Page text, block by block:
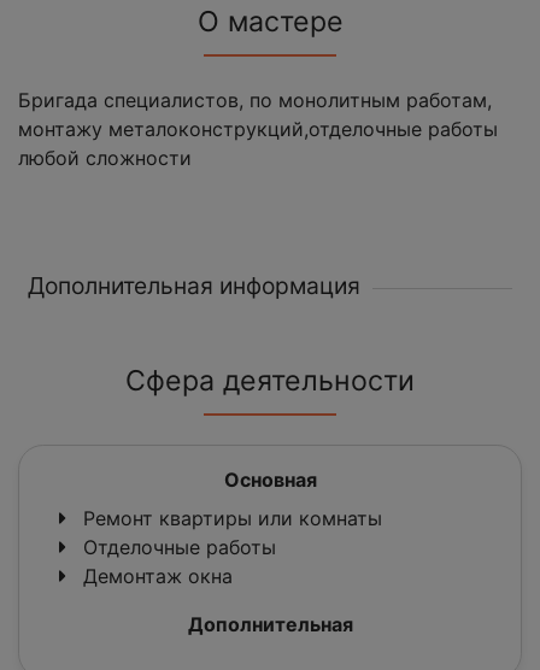
О мастере
Бригада специалистов, по монолитным работам,
монтажу металоконструкций,отделочные работы
любой сложности
Дополнительная информация
Сфера деятельности
Основная
Ремонт квартиры или комнаты
Отделочные работы
Демонтаж окна
Дополнительная